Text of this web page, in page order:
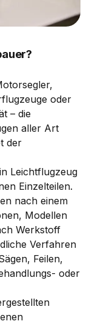
oder
– die
aller Art
der
Leichtflugzeug
Einzelteilen.
nach einem
Modellen
Werkstoff
Verfahren
Feilen,
oder